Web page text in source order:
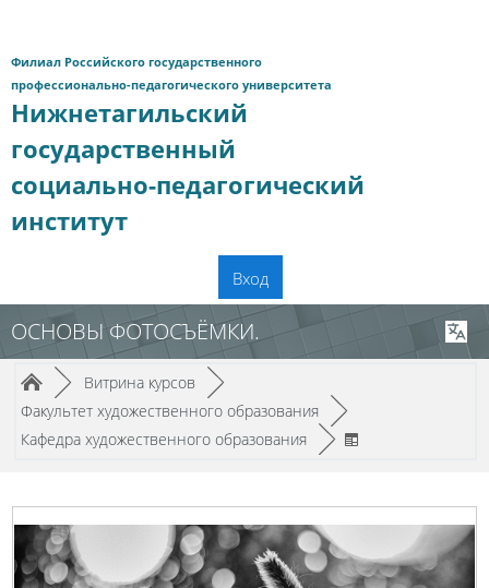
Филиал Российского государственного
профессионально-педагогического университета
Нижнетагильский
государственный
социально-педагогический
институт
Вход
ОСНОВЫ ФОТОСЪЁМКИ.
Путь к странице
/► Витрина курсов /►
Факультет художественного образования
/►
Кафедра художественного образования
/►